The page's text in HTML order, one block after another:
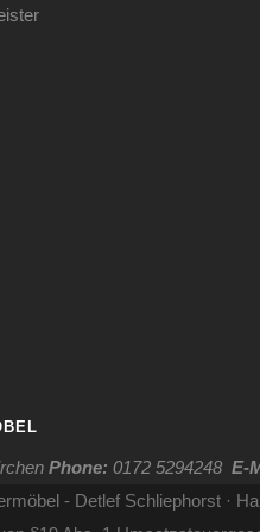
Phone: 0172 5294248 E-
- Detlef Schliephorst ·